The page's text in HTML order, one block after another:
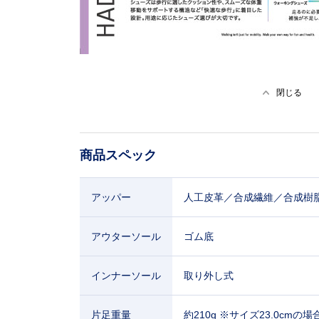
閉じる
商品スペック
アッパー 人工皮革／合成繊維／合成樹
アウターソール ゴム底
インナーソール 取り外し式
片足重量 約210g ※サイズ23.0cmの場